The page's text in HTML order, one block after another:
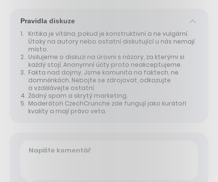
Pravidla diskuze
Kritika je vítána, pokud je konstruktivní a ne vulgární.
Útoky na autory nebo ostatní diskutující u nás nemají
místo.
Usilujeme o diskuzi na úrovni s názory, za kterými si
každý stojí. Anonymní účty proto neakceptujeme.
Fakta nad dojmy. Jsme komunita na faktech, ne
domněnkách. Nebojte se zdrojovat, odkazujte
a vzdělávejte ostatní.
Žádný spam a skrytý marketing.
Moderátoři CzechCrunche zde fungují jako kurátoři
kvality a mají právo veta.